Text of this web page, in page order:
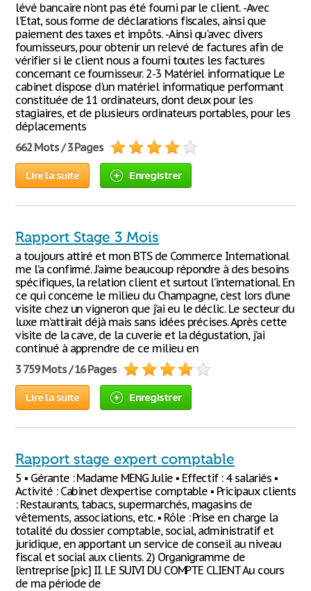
lévé bancaire n'ont pas été fourni par le client. -Avec
l'Etat, sous forme de déclarations fiscales, ainsi que
paiement des taxes et impôts. -Ainsi qu'avec divers
fournisseurs, pour obtenir un relevé de factures afin de
vérifier si le client nous a fourni toutes les factures
concernant ce fournisseur. 2-3 Matériel informatique Le
cabinet dispose d'un matériel informatique performant
constituée de 11 ordinateurs, dont deux pour les
stagiaires, et de plusieurs ordinateurs portables, pour les
déplacements
662 Mots / 3 Pages
Lire la suite Enregistrer
Rapport Stage 3 Mois
a toujours attiré et mon BTS de Commerce International
me l’a confirmé. J’aime beaucoup répondre à des besoins
spécifiques, la relation client et surtout l’international. En
ce qui concerne le milieu du Champagne, c’est lors d’une
visite chez un vigneron que j’ai eu le déclic. Le secteur du
luxe m’attirait déjà mais sans idées précises. Après cette
visite de la cave, de la cuverie et la dégustation, j’ai
continué à apprendre de ce milieu en
3 759 Mots / 16 Pages
Lire la suite Enregistrer
Rapport stage expert comptable
5 ▪ Gérante : Madame MENG Julie ▪ Effectif : 4 salariés ▪
Activité : Cabinet d’expertise comptable ▪ Pricipaux clients
: Restaurants, tabacs, supermarchés, magasins de
vêtements, associations, etc. ▪ Rôle : Prise en charge la
totalité du dossier comptable, social, administratif et
juridique, en apportant un service de conseil au niveau
fiscal et social aux clients. 2) Organigramme de
l’entreprise [pic] II. LE SUIVI DU COMPTE CLIENT Au cours
de ma période de